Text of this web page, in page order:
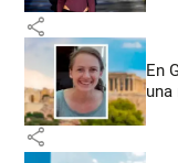
share
En
una
share